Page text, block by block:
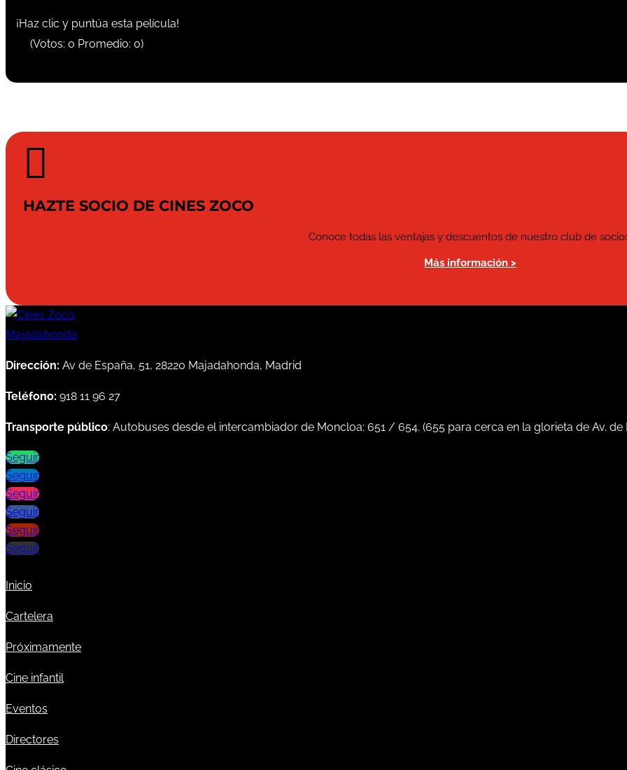
¡Haz clic y puntúa esta película!
(Votos: 0 Promedio: 0)

HAZTE SOCIO DE CINES ZOCO
Conoce todas las ventajas y descuentos de nuestro club de
Más información >
Dirección: Av de España, 51, 28220 Majadahonda, Madrid
Teléfono: 918 11 96 27
Transporte público: Autobuses desde el intercambiador de Moncloa: 651 / 654. (655 para cerca en la glorieta de Av. de
Seguir
Seguir
Seguir
Seguir
Seguir
Seguir
Inicio
Cartelera
Próximamente
Cine infantil
Eventos
Directores